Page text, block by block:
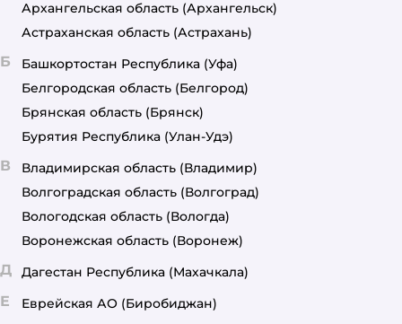
Архангельская область (Архангельск)
Астраханская область (Астрахань)
Б Башкортостан Республика (Уфа)
Белгородская область (Белгород)
Брянская область (Брянск)
Бурятия Республика (Улан-Удэ)
В Владимирская область (Владимир)
Волгоградская область (Волгоград)
Вологодская область (Вологда)
Воронежская область (Воронеж)
Д Дагестан Республика (Махачкала)
Е Еврейская АО (Биробиджан)